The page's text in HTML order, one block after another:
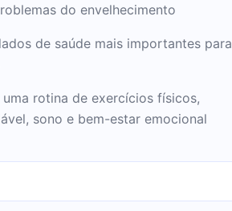
do envelhecimento
de saúde mais importantes para
rotina de exercícios físicos,
sono e bem-estar emocional